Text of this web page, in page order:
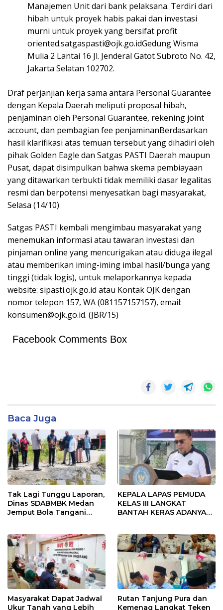
Manajemen Unit dari bank pelaksana. Terdiri dari
hibah untuk proyek habis pakai dan investasi
murni untuk proyek yang bersifat profit
oriented.satgaspasti@ojk.go.idGedung Wisma
Mulia 2 Lantai 16 Jl. Jenderal Gatot Subroto No. 42,
Jakarta Selatan 102702.
Draf perjanjian kerja sama antara Personal Guarantee
dengan Kepala Daerah meliputi proposal hibah,
penjaminan oleh Personal Guarantee, rekening joint
account, dan pembagian fee penjaminanBerdasarkan
hasil klarifikasi atas temuan tersebut yang dihadiri oleh
pihak Golden Eagle dan Satgas PASTI Daerah maupun
Pusat, dapat disimpulkan bahwa skema pembiayaan
yang ditawarkan terbukti tidak memiliki dasar legalitas
resmi dan berpotensi menyesatkan bagi masyarakat,
Selasa (14/10)
Satgas PASTI kembali mengimbau masyarakat yang
menemukan informasi atau tawaran investasi dan
pinjaman online yang mencurigakan atau diduga ilegal
atau memberikan iming-iming imbal hasil/bunga yang
tinggi (tidak logis), untuk melaporkannya kepada
website: sipasti.ojk.go.id atau Kontak OJK dengan
nomor telepon 157, WA (081157157157), email:
konsumen@ojk.go.id. (JBR/15)
Facebook Comments Box
Baca Juga
Tak Lagi Tunggu Laporan,
Dinas SDABMBK Medan
Jemput Bola Tangani
KEPALA LAPAS PEMUDA
KELAS III LANGKAT
BANTAH KERAS ADANYA
TENTANG SINDIKAT
PENIPU PENJUALAN EMAS
Masyarakat Dapat Jadwal
Ukur Tanah yang Lebih
Rutan Tanjung Pura dan
Kemenag Langkat Teken